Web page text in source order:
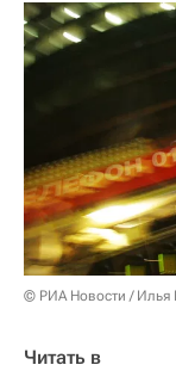
© РИА Новости / Илья
Читать в